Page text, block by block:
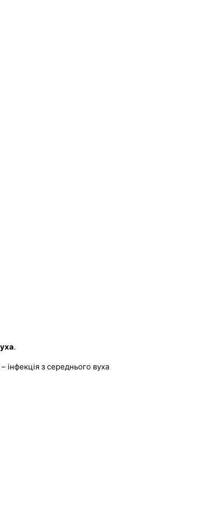
.
інфекція з середнього вуха